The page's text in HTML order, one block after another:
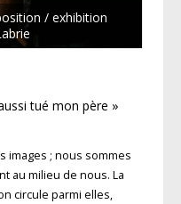
/ exhibition
tué mon père »
images ; nous sommes
au milieu de nous. La
circule parmi elles,